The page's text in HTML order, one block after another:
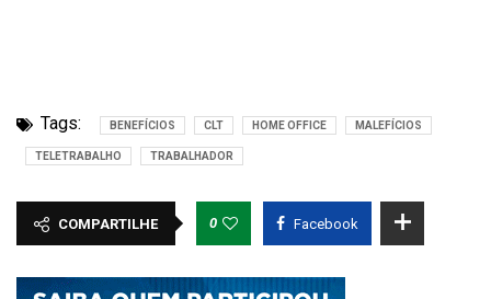
Tags: BENEFÍCIOS CLT HOME OFFICE MALEFÍCIOS
TELETRABALHO TRABALHADOR
COMPARTILHE 0 Facebook